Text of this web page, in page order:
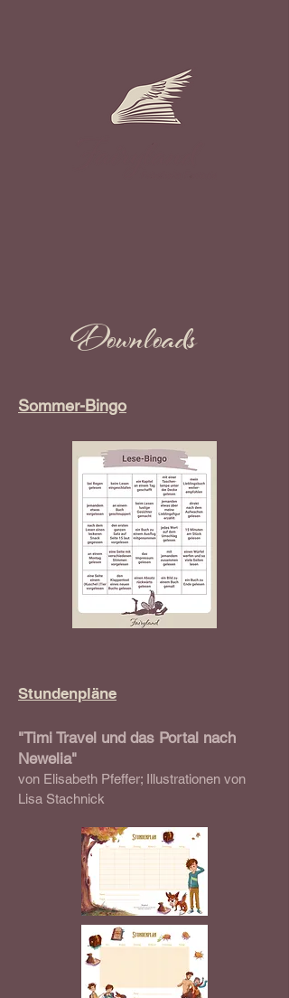
Downloads
Sommer-Bingo
Stundenpläne
"Timi Travel und das Portal nach
Newelia"
von Elisabeth Pfeffer; Illustrationen von
Lisa Stachnick